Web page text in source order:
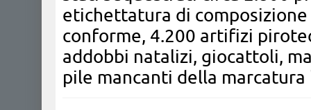
etichettatura di
conforme, 4.200 artifizi
addobbi natalizi, giocattoli,
pile mancanti della marcatura